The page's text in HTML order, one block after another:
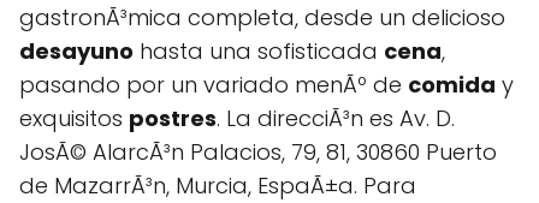
gastronÃ³mica completa, desde un delicioso
desayuno hasta una sofisticada cena,
pasando por un variado menÃº de comida y
exquisitos postres. La direcciÃ³n es Av. D.
JosÃ© AlarcÃ³n Palacios, 79, 81, 30860 Puerto
de MazarrÃ³n, Murcia, EspaÃ±a. Para